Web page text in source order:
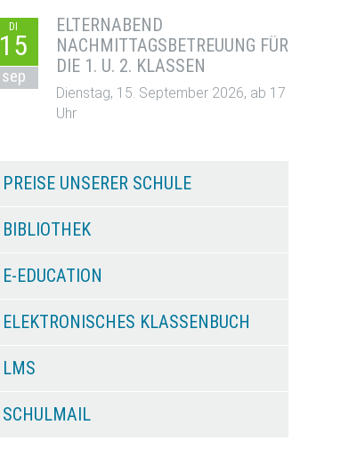
DI
15
sep
ELTERNABEND
NACHMITTAGSBETREUUNG FÜR
DIE 1. U. 2. KLASSEN
Dienstag, 15. September 2026, ab 17
Uhr
PREISE UNSERER SCHULE
BIBLIOTHEK
E-EDUCATION
ELEKTRONISCHES KLASSENBUCH
LMS
SCHULMAIL